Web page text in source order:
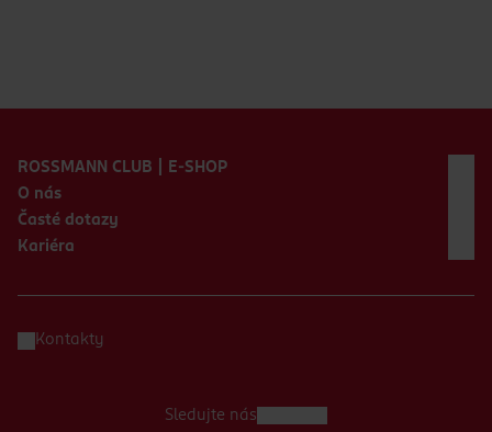
ROSSMANN CLUB | E-SHOP
O nás
Časté dotazy
Kariéra
Kontakty
Sledujte nás